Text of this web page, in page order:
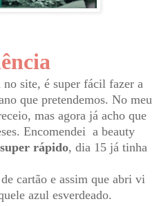
site, é super fácil fazer a
que pretendemos. No meu
mas agora já acho que
Encomendei a beauty
rápido, dia 15 já tinha
cartão e assim que abri vi
azul esverdeado.